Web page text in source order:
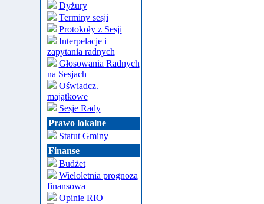
Dyżury
Terminy sesji
Protokoły z Sesji
Interpelacje i
zapytania radnych
Głosowania Radnych
na Sesjach
Oświadcz.
majątkowe
Sesje Rady
Prawo lokalne
Statut Gminy
Finanse
Budżet
Wieloletnia prognoza
finansowa
Opinie RIO